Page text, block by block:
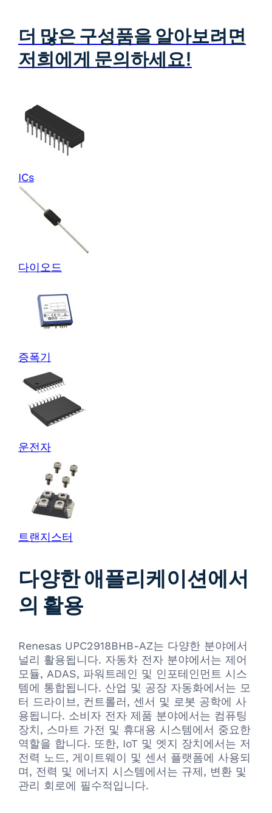
더 많은 구성품을 알아보려면
저희에게 문의하세요!
ICs
다이오드
증폭기
운전자
트랜지스터
다양한 애플리케이션에서
의 활용
Renesas UPC2918BHB-AZ는 다양한 분야에서
널리 활용됩니다. 자동차 전자 분야에서는 제어
모듈, ADAS, 파워트레인 및 인포테인먼트 시스
템에 통합됩니다. 산업 및 공장 자동화에서는 모
터 드라이브, 컨트롤러, 센서 및 로봇 공학에 사
용됩니다. 소비자 전자 제품 분야에서는 컴퓨팅
장치, 스마트 가전 및 휴대용 시스템에서 중요한
역할을 합니다. 또한, IoT 및 엣지 장치에서는 저
전력 노드, 게이트웨이 및 센서 플랫폼에 사용되
며, 전력 및 에너지 시스템에서는 규제, 변환 및
관리 회로에 필수적입니다.